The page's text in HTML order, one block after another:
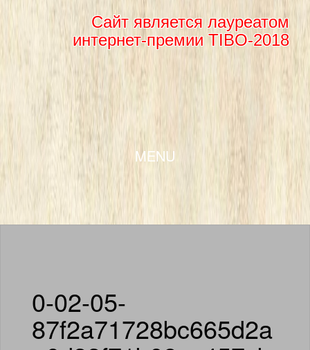
Сайт является лауреатом
интернет-премии TIBO-2018
MENU
0-02-05-
87f2a71728bc665d2a